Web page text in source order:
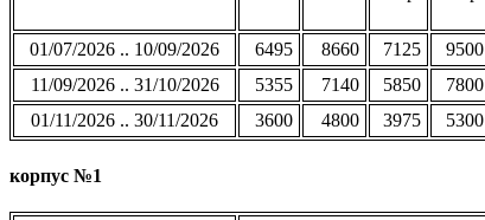
01/07/2026 .. 10/09/2026 6495 8660 7125 9500
11/09/2026 .. 31/10/2026
5355 7140 5850 7800
01/11/2026 .. 30/11/2026
3600 4800 3975 5300
корпус №1